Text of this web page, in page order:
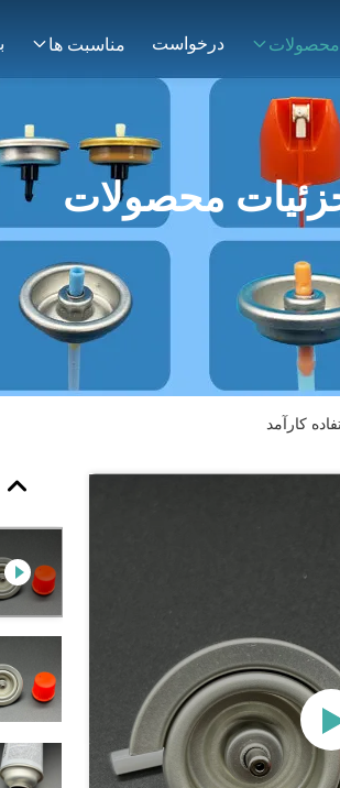
محصولات درخواست مناسبت ها
محصولات
کارآمد